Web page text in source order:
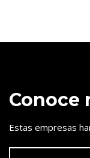
Conoce
Estas empresas